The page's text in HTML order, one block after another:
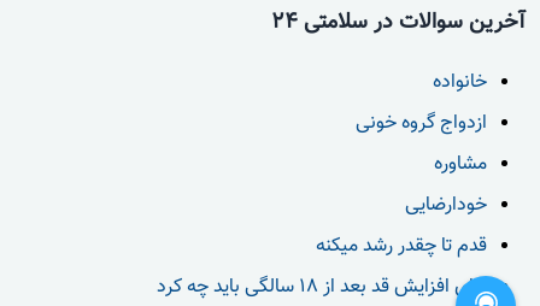
آخرین سوالات در سلامتی 24
خانواده
ازدواج گروه خونی
مشاوره
خودارضایی
قدم تا چقدر رشد میکنه
برای افزایش قد بعد از 18 سالگی باید چه کرد